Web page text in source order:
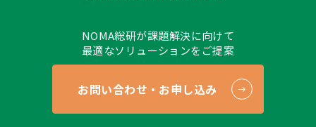
NOMA総研が課題解決に向けて
最適なソリューションをご提案
お問い合わせ・お申し込み